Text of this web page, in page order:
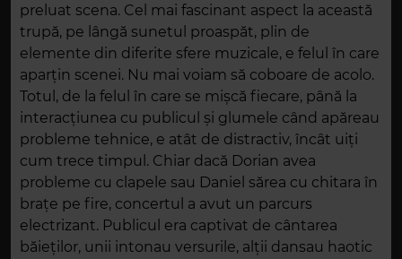
preluat scena. Cel mai fascinant aspect la această
trupă, pe lângă sunetul proaspăt, plin de
elemente din diferite sfere muzicale, e felul în care
aparțin scenei. Nu mai voiam să coboare de acolo.
Totul, de la felul în care se mișcă fiecare, până la
interacțiunea cu publicul și glumele când apăreau
probleme tehnice, e atât de distractiv, încât uiți
cum trece timpul. Chiar dacă Dorian avea
probleme cu clapele sau Daniel sărea cu chitara în
brațe pe fire, concertul a avut un parcurs
electrizant. Publicul era captivat de cântarea
băieților, unii intonau versurile, alții dansau haotic